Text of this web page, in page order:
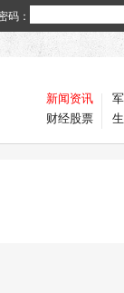
码：
新闻资讯
财经股票